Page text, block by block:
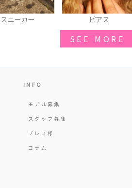
スニーカー ピアス
SEE MORE
INFO
モデル募集
スタッフ募集
プレス様
コラム